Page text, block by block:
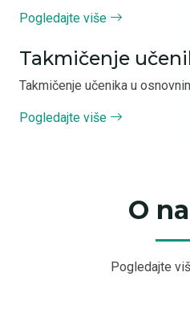
Pogledajte više
Takmičenje
Takmičenje učenika u
Pogledajte više
O
Pogledajte